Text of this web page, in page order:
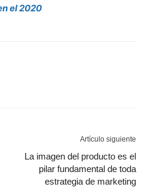
el 2020
Artículo siguiente
La imagen del producto es el
pilar fundamental de toda
estrategia de marketing